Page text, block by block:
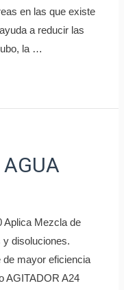
en las que existe
a reducir las
la …
Aplica Mezcla de
y disoluciones.
de mayor eficiencia
AGITADOR A24